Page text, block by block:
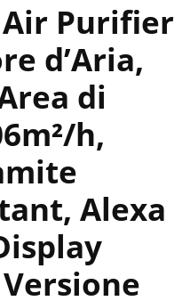
Purifier
d’Aria,
di
h,
Alexa